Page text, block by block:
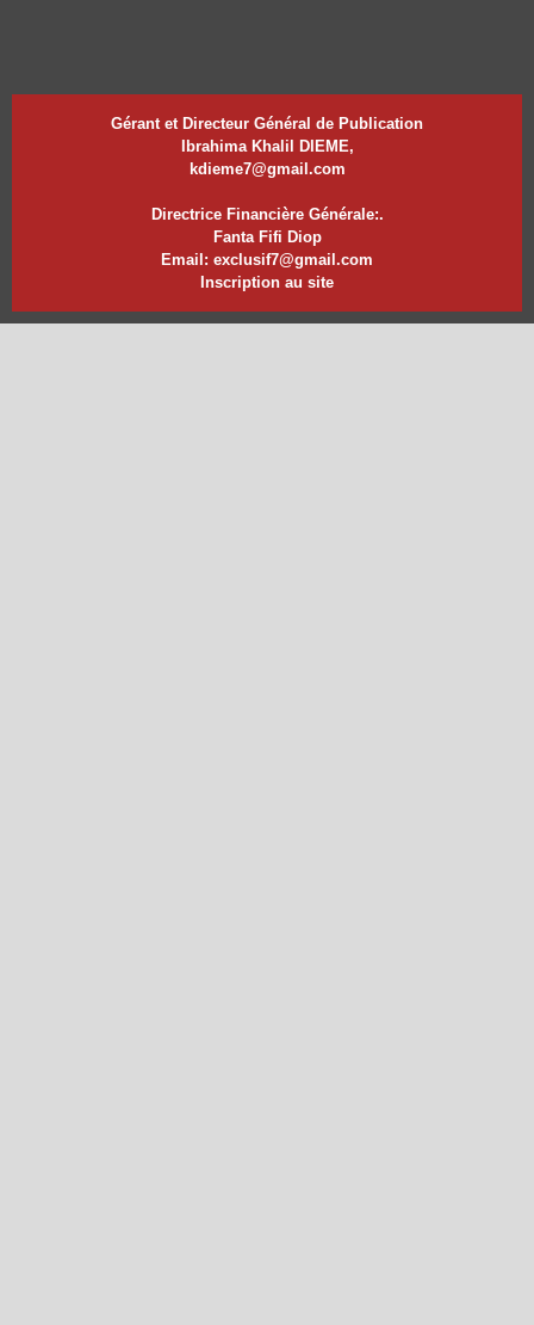
Gérant et Directeur Général de Publication
Ibrahima Khalil DIEME,
kdieme7@gmail.com
Directrice Financière Générale:.
Fanta Fifi Diop
Email: exclusif7@gmail.com
Inscription au site